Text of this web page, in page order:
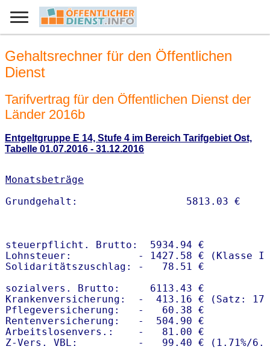
Gehaltsrechner für den Öffentlichen
Dienst
Tarifvertrag für den Öffentlichen Dienst der
Länder 2016b
Entgeltgruppe E 14, Stufe 4 im Bereich Tarifgebiet Ost,
Tabelle 01.07.2016 - 31.12.2016
Monatsbeträge
steuerpflicht. Brutto:  5934.94 €
Lohnsteuer:           - 1427.58 € (Klasse I)
Solidaritätszuschlag: -   78.51 €
sozialvers. Brutto:     6113.43 €
Krankenversicherung:  -  413.16 € (Satz:
Pflegeversicherung:   -   60.38 €
Rentenversicherung:   -  504.90 €
Arbeitslosenvers.:    -   81.00 €
Z-Vers. VBL:          -   99.40 € ( 1.71%/